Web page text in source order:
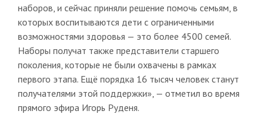
наборов, и сейчас приняли решение помочь семьям, в
которых воспитываются дети с ограниченными
возможностями здоровья — это более 4500 семей.
Наборы получат также представители старшего
поколения, которые не были охвачены в рамках
первого этапа. Ещё порядка 16 тысяч человек станут
получателями этой поддержки», — отметил во время
прямого эфира Игорь Руденя.